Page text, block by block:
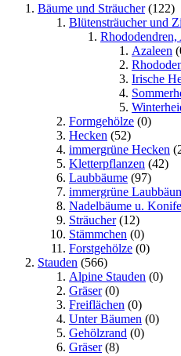
Bäume und Sträucher(122)
Blütensträucher und
Azaleen
Irische
Formgehölze (0)
Hecken (52)
immergrüne Hecken
Kletterpflanzen (42)
Laubbäume (97)
immergrüne
Nadelbäume u.
Sträucher(12)
Stämmchen (0)
Forstgehölze (0)
Stauden (566)
Alpine Stauden (0)
Gräser(0)
Freiflächen (0)
Unter Bäumen (0)
Gehölzrand (0)
Gräser(8)